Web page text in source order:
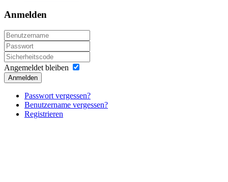
Anmelden
Angemeldet bleiben
Anmelden
Passwort vergessen?
Benutzername vergessen?
Registrieren